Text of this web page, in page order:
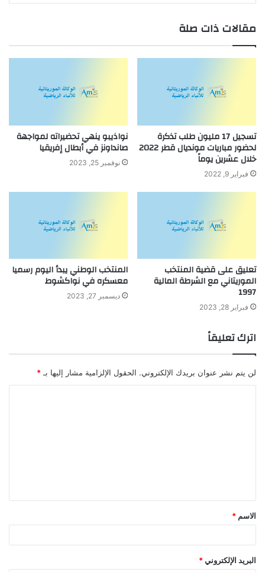
مقالات ذات صلة
تسجيل 17 مليون طلب تذكرة
لحضور مباريات مونديال قطر 2022
خلال عشرين يوماً
فبراير 9, 2022
نواذيبو ينهي تحضيراته لمواجهة
صانداونز في أبطال إفريقيا
نوفمبر 25, 2023
تعليق على قضية المنتخب
الموريتاني مع الشرطة المالية
1997
فبراير 28, 2023
المنتخب الوطني يبدأ اليوم رسميا
معسكره في نواكشوط
ديسمبر 27, 2023
اترك تعليقاً
لن يتم نشر عنوان بريدك الإلكتروني. الحقول الإلزامية مشار إليها بـ *
ق
*
الاسم *
البريد الإلكتروني *